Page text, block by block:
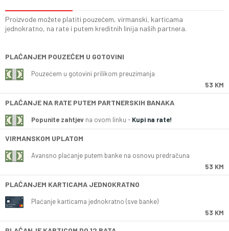
Proizvode možete platiti pouzećem, virmanski, karticama
jednokratno, na rate i putem kreditnih linija naših partnera.
PLAĆANJEM POUZEĆEM U GOTOVINI
Pouzećem u gotovini prilikom preuzimanja
53 KM
PLAĆANJE NA RATE PUTEM PARTNERSKIH BANAKA
Popunite zahtjev na ovom linku - Kupi na rate!
VIRMANSKOM UPLATOM
Avansno plaćanje putem banke na osnovu predračuna
53 KM
PLAĆANJEM KARTICAMA JEDNOKRATNO
Plaćanje karticama jednokratno (sve banke)
53 KM